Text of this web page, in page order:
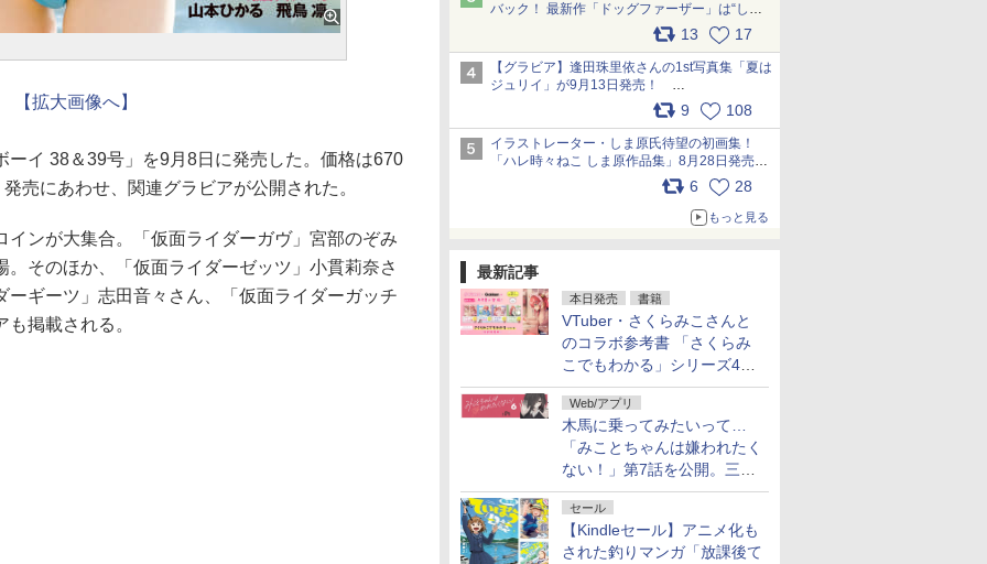
バック！ 最新作「ドッグファーザー」は“しゃ
べらない動物”とのリアルな暮らしを描く 「も
うこれ以上の幸せはない」……一緒に暮らす愛
犬たちへ… pic.x.com/hEr88DgVyD
13 17
【グラビア】逢田珠里依さんの1st写真集「夏は
ジュリイ」が9月13日発売！
9 108
イラストレーター・しま原氏待望の初画集！
「ハレ時々ねこ しま原作品集」8月28日発売
6 28
もっと見る
最新記事
本日発売 書籍
VTuber・さくらみこさんと
のコラボ参考書 「さくらみ
こでもわかる」シリーズ4冊
が本日発売！
Web/アプリ
木馬に乗ってみたいって…
「みことちゃんは嫌われたく
ない！」第7話を公開。三角
じゃない方か
セール
【Kindleセール】アニメ化も
された釣りマンガ「放課後て
【拡大画像へ】
イ 38＆39号」を9月8日に発売した。価格は670
売にあわせ、関連グラビアが公開された。
ンが大集合。「仮面ライダーガヴ」宮部のぞみ
そのほか、「仮面ライダーゼッツ」小貫莉奈さ
ーギーツ」志田音々さん、「仮面ライダーガッチ
掲載される。